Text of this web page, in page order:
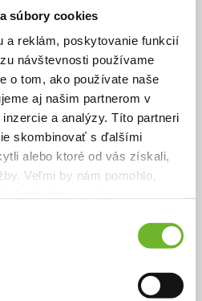
súbory cookies
a reklám, poskytovanie funkcií
návštevnosti používame
o tom, ako používate naše
aj našim partnerom v
a analýzy. Títo partneri
skombinovať s ďalšími
alebo ktoré od vás získali,
Veľmi by nám pomohlo,
no každý príspevok je pre nás nádej.
vieru, podporu a za každý dar, ktorý
mentálne i fyzicky posilňuje. Dnes už
ľavá nožka pevne stojí a pravá sa